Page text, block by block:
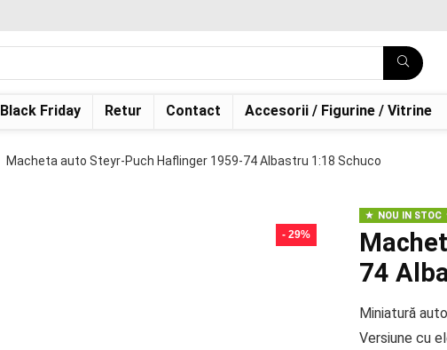
Black Friday Retur Contact Accesorii / Figurine / Vitrine
Macheta auto Steyr-Puch Haflinger 1959-74 Albastru 1:18 Schuco
- 29%
NOU IN STOC
74
Miniatură
Versiune cu